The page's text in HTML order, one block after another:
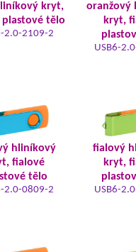
kryt,
tělo
2.0-2109-2
oranžový
kryt,
USB6-
hliníkový
fialové
tělo
2.0-0809-2
fialový
kryt,
USB6-